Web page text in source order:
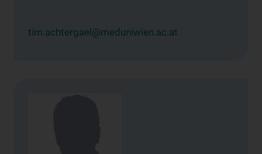
tim.achtergael@meduniwien.ac.at